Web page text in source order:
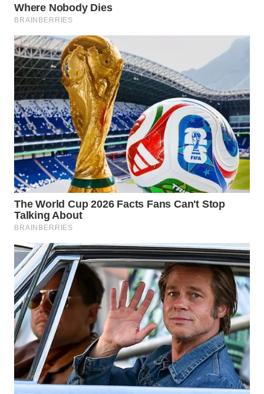
WN
TAPANULI
SELATAN
WN
TANJUNG
LESUNG
WN
KARO
WN
SIMALUNGUN
WN
LABUHANBATU
WN
TAPANULI
TENGAH
WN DELI
SERDANG
WN
TEBING
TINGGI